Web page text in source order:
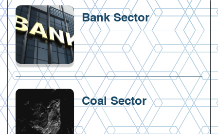
Bank Sector
Coal Sector